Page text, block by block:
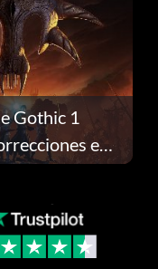
Gothic 1
en